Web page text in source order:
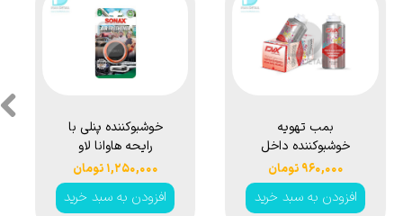
خوشبوكننده پنلی با
رایحه هاوانا لاو
سوناكس مدل
Sonax Air
Freshener
۱,۲۵۰,۰۰۰ تومان
افزودن به سبد خرید
بمب تهویه
خوشبوکننده داخل
خودرو 150 میلی
لیتر دیورتکس مدل
DVX Air
۹۶۰,۰۰۰ تومان
افزودن به سبد خرید